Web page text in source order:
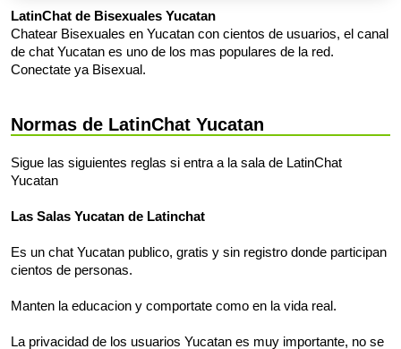
LatinChat de Bisexuales Yucatan
Chatear Bisexuales en Yucatan con cientos de usuarios, el canal
de chat Yucatan es uno de los mas populares de la red.
Conectate ya Bisexual.
Normas de LatinChat Yucatan
Sigue las siguientes reglas si entra a la sala de LatinChat
Yucatan
Las Salas Yucatan de Latinchat
Es un chat Yucatan publico, gratis y sin registro donde participan
cientos de personas.
Manten la educacion y comportate como en la vida real.
La privacidad de los usuarios Yucatan es muy importante, no se